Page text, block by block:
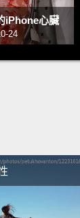
常會對即將到
聖節的起源。
Hey, Dr.
head!
因為我們才是
iPhone心臟
24